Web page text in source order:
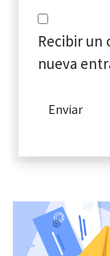
Recibir un
nueva